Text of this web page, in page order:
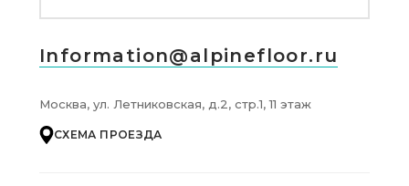
Information@alpinefloor.ru
Москва, ул. Летниковская, д.2, стр.1, 11 этаж
СХЕМА ПРОЕЗДА